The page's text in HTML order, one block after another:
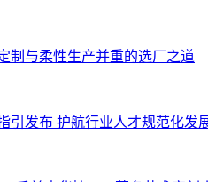
制与柔性生产并重的选厂之道
引发布 护航行业人才规范化发